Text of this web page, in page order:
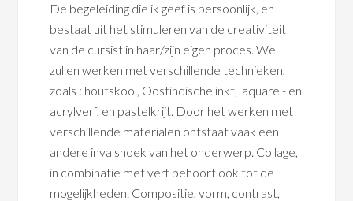
De begeleiding die ik geef is persoonlijk, en
bestaat uit het stimuleren van de creativiteit
van de cursist in haar/zijn eigen proces. We
zullen werken met verschillende technieken,
zoals : houtskool, Oostindische inkt, aquarel- en
acrylverf, en pastelkrijt. Door het werken met
verschillende materialen ontstaat vaak een
andere invalshoek van het onderwerp. Collage,
in combinatie met verf behoort ook tot de
mogelijkheden. Compositie, vorm, contrast,